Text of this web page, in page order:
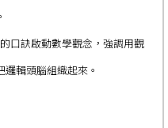
口訣啟動數學觀念，強調用觀
輯頭腦組織起來。